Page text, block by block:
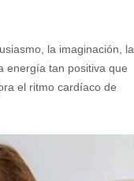
la imaginación, la
energía tan positiva que
el ritmo cardíaco de